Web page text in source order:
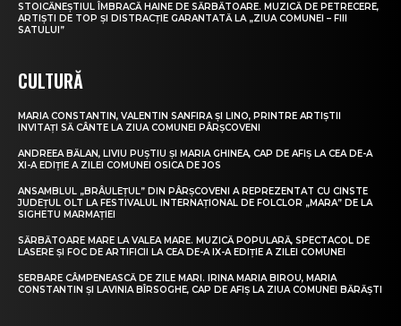
STOICĂNEȘTIUL ÎMBRACĂ HAINE DE SĂRBĂTOARE. MUZICĂ DE PETRECERE,
ARTIȘTI DE TOP ȘI DISTRACȚIE GARANTATĂ LA „ZIUA COMUNEI – FIII
SATULUI”
CULTURĂ
MARIA CONSTANTIN, VALENTIN SANFIRA ȘI LINO, PRINTRE ARTIȘTII
INVITAȚI SĂ CÂNTE LA ZIUA COMUNEI PÂRȘCOVENI
ANDREEA BĂLAN, LIVIU PUȘTIU ȘI MARIA GHINEA, CAP DE AFIȘ LA CEA DE-A
XI-A EDIȚIE A ZILEI COMUNEI OSICA DE JOS
ANSAMBLUL „BRÂULEȚUL” DIN PÂRȘCOVENI A REPREZENTAT CU CINSTE
JUDEȚUL OLT LA FESTIVALUL INTERNAȚIONAL DE FOLCLOR „MARA” DE LA
SIGHETU MARMAȚIEI
SĂRBĂTOARE MARE LA VALEA MARE. MUZICĂ POPULARĂ, SPECTACOL DE
LASERE ȘI FOC DE ARTIFICII LA CEA DE-A IX-A EDIȚIE A ZILEI COMUNEI
SERBARE CÂMPENEASCĂ DE ZILE MARI. IRINA MARIA BIROU, MARIA
CONSTANTIN ȘI LAVINIA BÎRSOGHE, CAP DE AFIȘ LA ZIUA COMUNEI BĂRĂȘTI